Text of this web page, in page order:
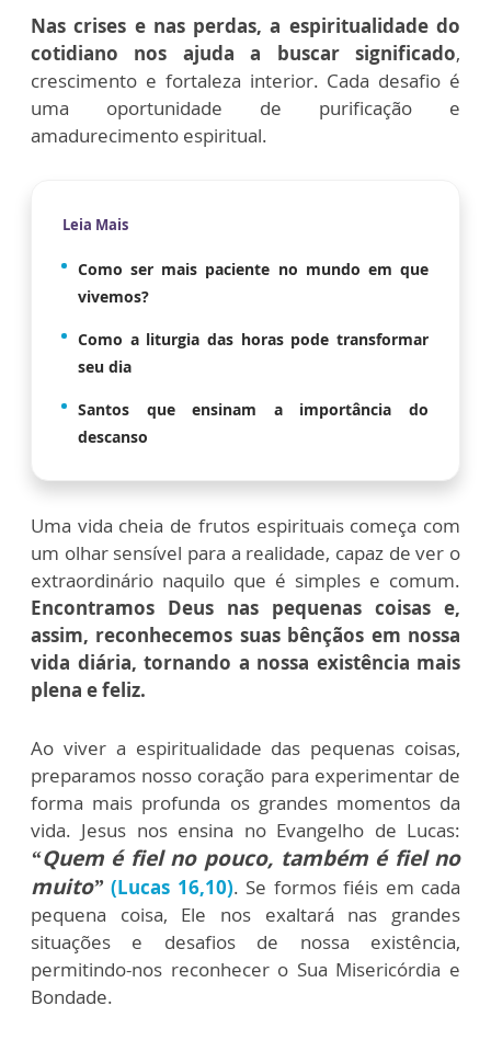
Nas crises e nas perdas, a espiritualidade do
cotidiano nos ajuda a buscar significado,
crescimento e fortaleza interior. Cada desafio é
uma oportunidade de purificação e
amadurecimento espiritual.
Leia Mais
Como ser mais paciente no mundo em que
vivemos?
Como a liturgia das horas pode transformar
seu dia
Santos que ensinam a importância do
descanso
Uma vida cheia de frutos espirituais começa com
um olhar sensível para a realidade, capaz de ver o
extraordinário naquilo que é simples e comum.
Encontramos Deus nas pequenas coisas e,
assim, reconhecemos suas bênçãos em nossa
vida diária, tornando a nossa existência mais
plena e feliz.
Ao viver a espiritualidade das pequenas coisas,
preparamos nosso coração para experimentar de
forma mais profunda os grandes momentos da
vida. Jesus nos ensina no Evangelho de Lucas:
“Quem é fiel no pouco, também é fiel no
muito” (Lucas 16,10). Se formos fiéis em cada
pequena coisa, Ele nos exaltará nas grandes
situações e desafios de nossa existência,
permitindo-nos reconhecer o Sua Misericórdia e
Bondade.